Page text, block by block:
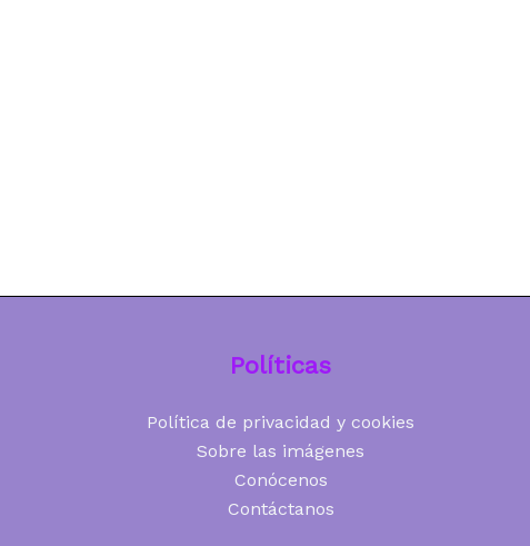
Políticas
Política de privacidad y cookies
Sobre las imágenes
Conócenos
Contáctanos